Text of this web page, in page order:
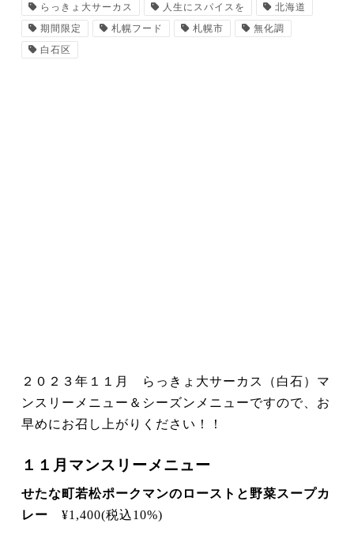
らっきょ大サーカス
人生にスパイスを
北海道
期間限定
札幌フード 札幌市
無化調
白石区
２０２３年１１月 らっきょ大サーカス（白石）マ
ンスリーメニュー＆シーズンメニューですので、お
早めにお召し上がりください！！
１１月マンスリーメニュー
せたな町若松ポークマンのローストと野菜スープカ
レー¥1,400(税込10%)